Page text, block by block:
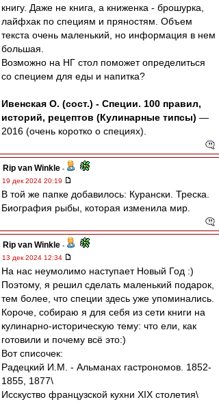
книгу. Даже не книга, а книженка - брошурка,
лайфхак по специям и пряностям. Объем
текста очень маленький, но информация в нем
большая.
Возможно на НГ стол поможет определиться
со специем для еды и напитка?
Ивенская О. (сост.) - Специи. 100 правил,
историй, рецептов (Кулинарные типсы) —
2016 (очень коротко о специях).
Rip van Winkle -
19 дек 2024 20:19
В той же папке добавилось: Курански. Треска.
Биография рыбы, которая изменила мир.
Rip van Winkle -
13 дек 2024 12:34
На нас неумолимо наступает Новый Год :)
Поэтому, я решил сделать маленький подарок,
тем более, что специи здесь уже упоминались.
Короче, собираю я для себя из сети книги на
кулинарно-историческую тему: что ели, как
готовили и почему всё это:)
Вот списочек:
Радецкий И.М. - Альманах гастрономов. 1852-
1855, 1877\
Исскуство французской кухни XIX столетия\